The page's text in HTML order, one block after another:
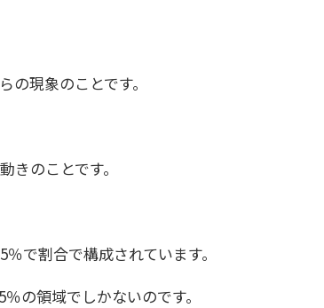
現象のことです。
のことです。
で割合で構成されています。
の領域でしかないのです。